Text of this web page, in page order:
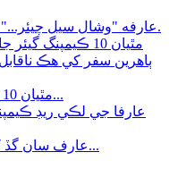
عارفه "وشال سيل چيئر..." جي شروعات ڪري ٿي.
مٿيان 10 ڪيمپنگ گيئر پيسز دريافت ڪريو...
2026: عارف سان گڏ کليل هوا ۾ رهڻ ۾ قدم رکو...